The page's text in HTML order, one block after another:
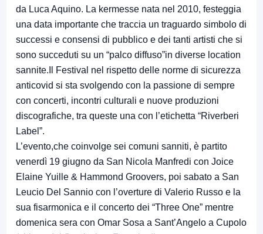
da Luca Aquino. La kermesse nata nel 2010, festeggia
una data importante che traccia un traguardo simbolo di
successi e consensi di pubblico e dei tanti artisti che si
sono succeduti su un “palco diffuso”in diverse location
sannite.Il Festival nel rispetto delle norme di sicurezza
anticovid si sta svolgendo con la passione di sempre
con concerti, incontri culturali e nuove produzioni
discografiche, tra queste una con l’etichetta “Riverberi
Label”.
L’evento,che coinvolge sei comuni sanniti, è partito
venerdì 19 giugno da San Nicola Manfredi con Joice
Elaine Yuille & Hammond Groovers, poi sabato a San
Leucio Del Sannio con l’overture di Valerio Russo e la
sua fisarmonica e il concerto dei “Three One” mentre
domenica sera con Omar Sosa a Sant’Angelo a Cupolo